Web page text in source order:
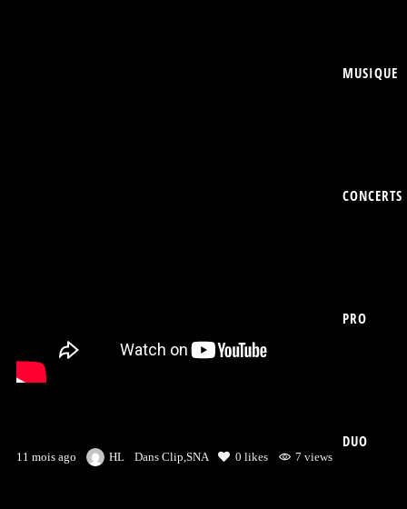
MUSIQUE
CONCERTS
PRO
DUO
11 mois ago HL Dans Clip,SNA 0 likes 7 views